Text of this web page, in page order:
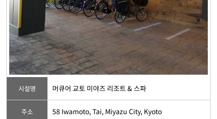
시설명 머큐어 교토 미야즈 리조트 & 스파
주소 58 Iwamoto, Tai, Miyazu City, Kyoto